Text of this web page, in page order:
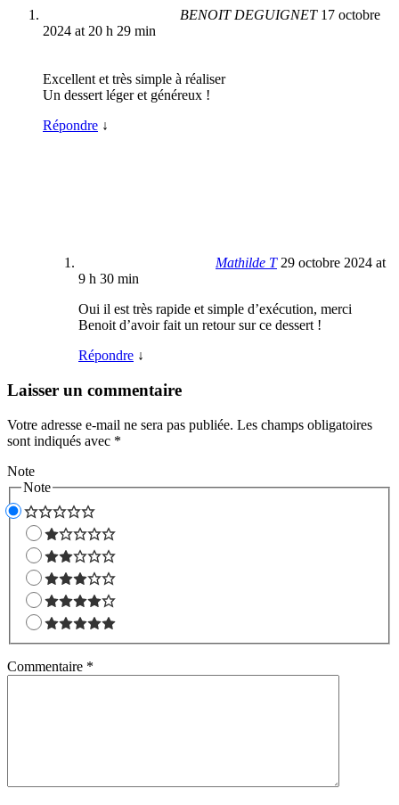
BENOIT DEGUIGNET 17 octobre
2024 at 20 h 29 min
Excellent et très simple à réaliser
Un dessert léger et généreux !
Répondre ↓
Mathilde T 29 octobre 2024 at
9 h 30 min
Oui il est très rapide et simple d’exécution, merci
Benoit d’avoir fait un retour sur ce dessert !
Répondre ↓
Laisser un commentaire
Votre adresse e-mail ne sera pas publiée. Les champs obligatoires
sont indiqués avec *
Note
Note
Commentaire *